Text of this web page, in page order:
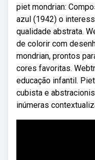
piet mondrian:
azul (1942) o
qualidade abstrata.
de colorir com
mondrian, prontos
cores favoritas.
educação infantil.
cubista e
inúmeras